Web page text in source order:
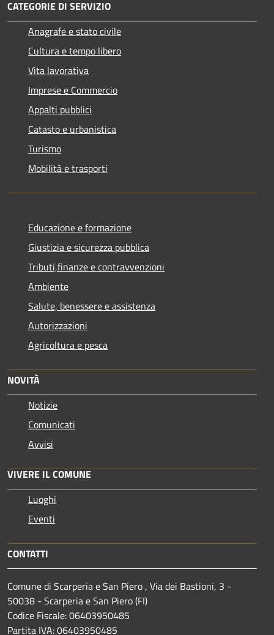
CATEGORIE DI SERVIZIO
Anagrafe e stato civile
Cultura e tempo libero
Vita lavorativa
Imprese e Commercio
Appalti pubblici
Catasto e urbanistica
Turismo
Mobilità e trasporti
Educazione e formazione
Giustizia e sicurezza pubblica
Tributi,finanze e contravvenzioni
Ambiente
Salute, benessere e assistenza
Autorizzazioni
Agricoltura e pesca
NOVITÀ
Notizie
Comunicati
Avvisi
VIVERE IL COMUNE
Luoghi
Eventi
CONTATTI
Comune di Scarperia e San Piero , Via dei Bastioni, 3 -
50038 - Scarperia e San Piero (FI)
Codice Fiscale: 06403950485
Partita IVA: 06403950485